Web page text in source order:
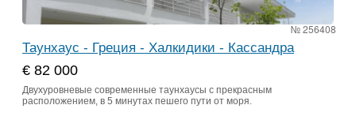
№ 256408
Таунхаус - Греция - Халкидики - Кассандра
€ 82 000
Двухуровневые современные таунхаусы с прекрасным
расположением, в 5 минутах пешего пути от моря.